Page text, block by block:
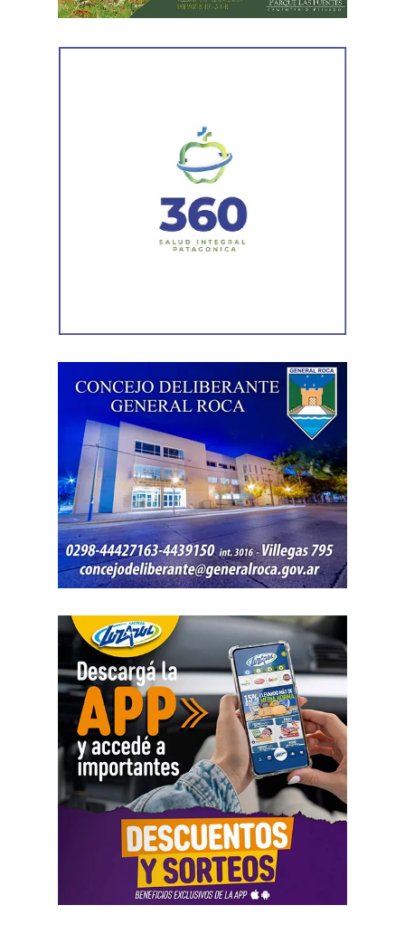
Durante el procedimiento, el personal encontró el teléfono
correspondiente para acreditar su propiedad. Además,
denunciado como robado
Posteriormente, el inmueble fue preservado para la
intervención del Gabinete de Criminalística, que realizó
las pericias correspondientes. Otros elementos
encontrados quedaron bajo resguardo para determinar su
procedencia.
Por disposición de la Fiscalía de turno, ambos hombres
permanecen detenidos en el marco de una causa por